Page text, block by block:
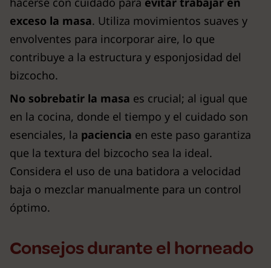
exceso la masa. Utiliza movimientos suaves y
envolventes para incorporar aire, lo que
contribuye a la estructura y esponjosidad del
bizcocho.
No sobrebatir la masa es crucial; al igual que
en la cocina, donde el tiempo y el cuidado son
esenciales, la paciencia en este paso garantiza
que la textura del bizcocho sea la ideal.
Considera el uso de una batidora a velocidad
baja o mezclar manualmente para un control
óptimo.
Consejos durante el horneado